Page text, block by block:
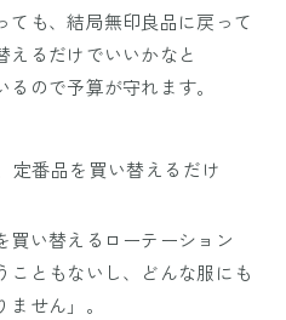
ても、結局無印良品に戻って
えるだけでいいかなと
るので予算が守れます。
定番品を買い替えるだけ
買い替えるローテーション
こともないし、どんな服にも
せん」。